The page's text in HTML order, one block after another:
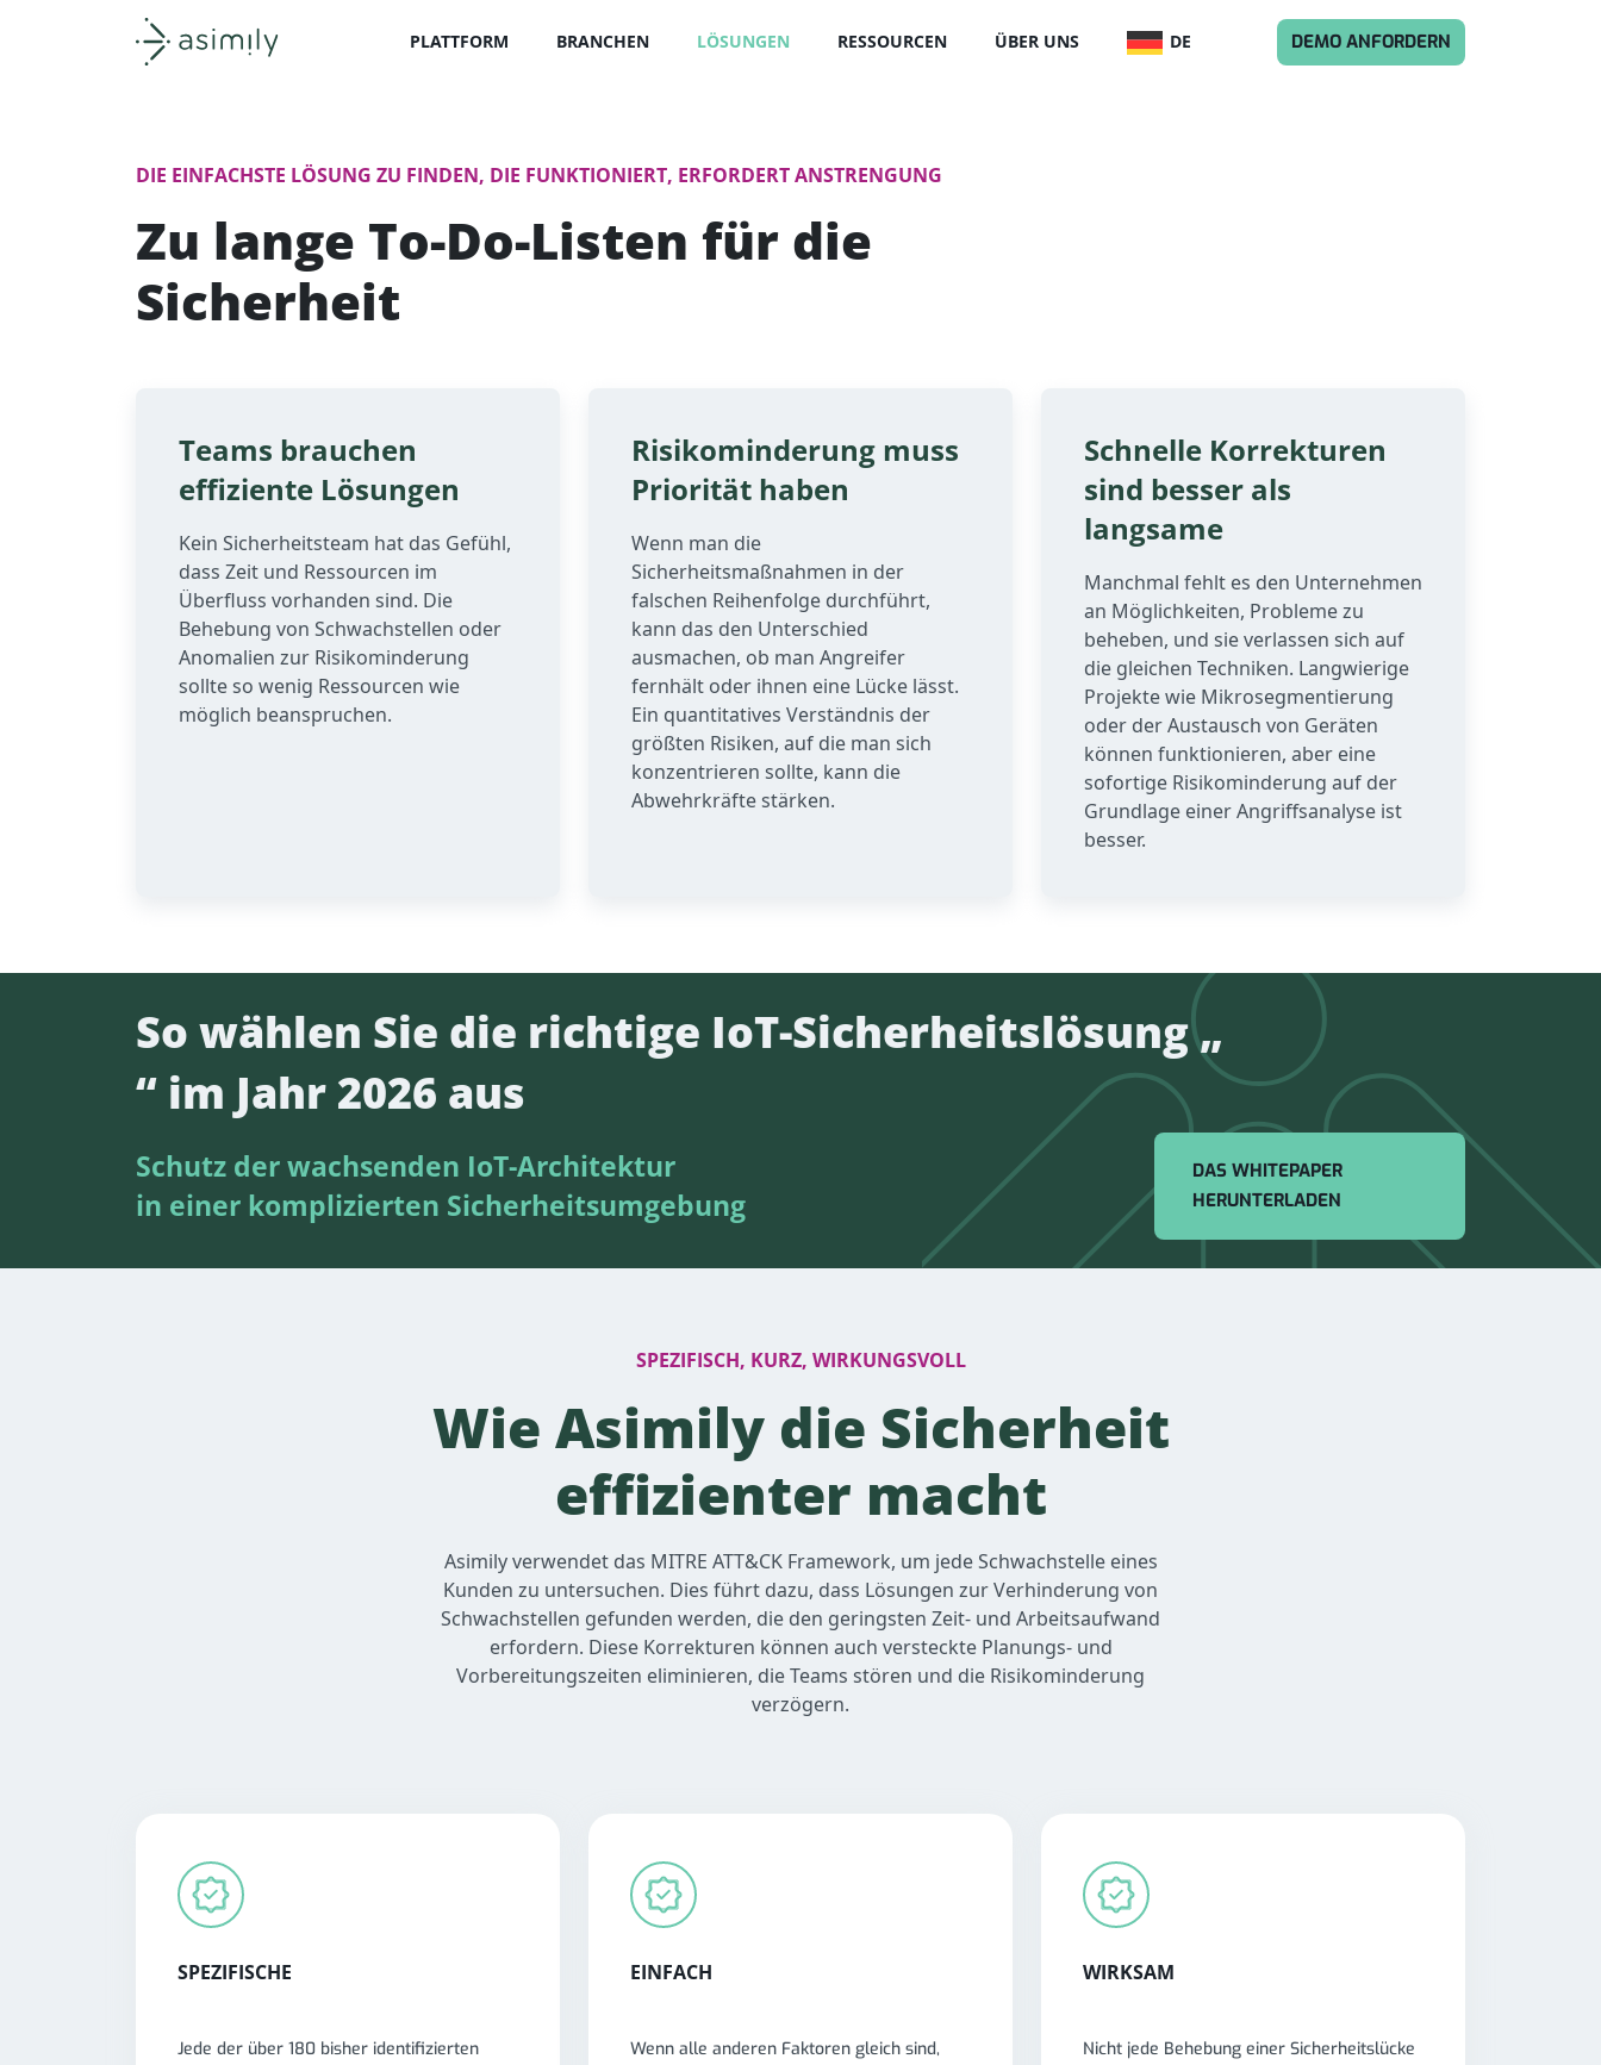
PLATTFORM BRANCHEN LÖSUNGEN RESSOURCEN ÜBER UNS DE DEMO ANFORDERN
DIE EINFACHSTE LÖSUNG ZU FINDEN, DIE FUNKTIONIERT, ERFORDERT ANSTRENGUNG
Zu lange To-Do-Listen für die
Sicherheit
Teams brauchen
effiziente Lösungen
Kein Sicherheitsteam hat das Gefühl,
dass Zeit und Ressourcen im
Überfluss vorhanden sind. Die
Behebung von Schwachstellen oder
Anomalien zur Risikominderung
sollte so wenig Ressourcen wie
möglich beanspruchen.
Risikominderung muss
Priorität haben
Wenn man die
Sicherheitsmaßnahmen in der
falschen Reihenfolge durchführt,
kann das den Unterschied
ausmachen, ob man Angreifer
fernhält oder ihnen eine Lücke lässt.
Ein quantitatives Verständnis der
größten Risiken, auf die man sich
konzentrieren sollte, kann die
Abwehrkräfte stärken.
Schnelle Korrekturen
sind besser als
langsame
Manchmal fehlt es den Unternehmen
an Möglichkeiten, Probleme zu
beheben, und sie verlassen sich auf
die gleichen Techniken. Langwierige
Projekte wie Mikrosegmentierung
oder der Austausch von Geräten
können funktionieren, aber eine
sofortige Risikominderung auf der
Grundlage einer Angriffsanalyse ist
besser.
So wählen Sie die richtige IoT-Sicherheitslösung „
“ im Jahr 2026 aus
Schutz der wachsenden IoT-Architektur
in einer komplizierten Sicherheitsumgebung
DAS WHITEPAPER
HERUNTERLADEN
SPEZIFISCH, KURZ, WIRKUNGSVOLL
Wie Asimily die Sicherheit
effizienter macht
Asimily verwendet das MITRE ATT&CK Framework, um jede Schwachstelle eines
Kunden zu untersuchen. Dies führt dazu, dass Lösungen zur Verhinderung von
Schwachstellen gefunden werden, die den geringsten Zeit- und Arbeitsaufwand
erfordern. Diese Korrekturen können auch versteckte Planungs- und
Vorbereitungszeiten eliminieren, die Teams stören und die Risikominderung
verzögern.
SPEZIFISCHE
Jede der über 180 bisher identifizierten
EINFACH
Wenn alle anderen Faktoren gleich sind,
WIRKSAM
Nicht jede Behebung einer Sicherheitslücke